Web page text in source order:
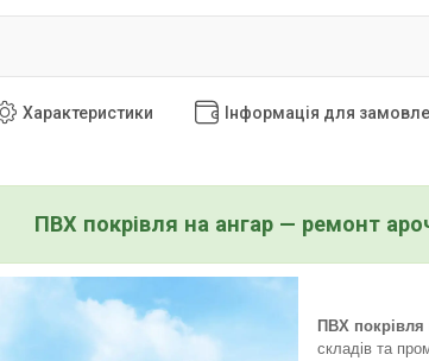
Характеристики Інформація для
ПВХ покрівля на ангар — ремонт
ПВХ покрівля
складів та